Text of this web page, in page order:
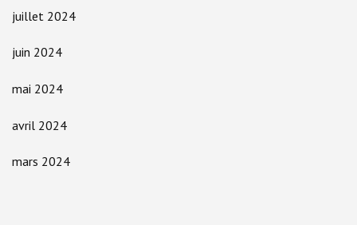
juillet 2024
juin 2024
mai 2024
avril 2024
mars 2024